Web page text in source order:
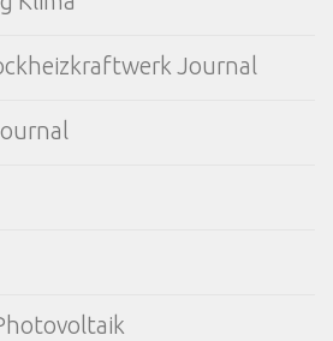
Journal